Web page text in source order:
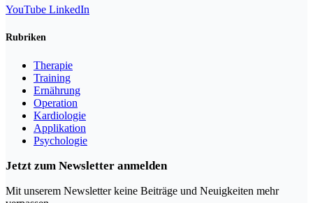
YouTube LinkedIn
Rubriken
Therapie
Training
Ernährung
Operation
Kardiologie
Applikation
Psychologie
Jetzt zum Newsletter anmelden
Mit unserem Newsletter keine Beiträge und Neuigkeiten mehr